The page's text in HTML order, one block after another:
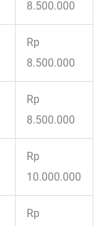
8.500.000
Rp
8.500.000
Rp
8.500.000
Rp
10.000.000
Rp